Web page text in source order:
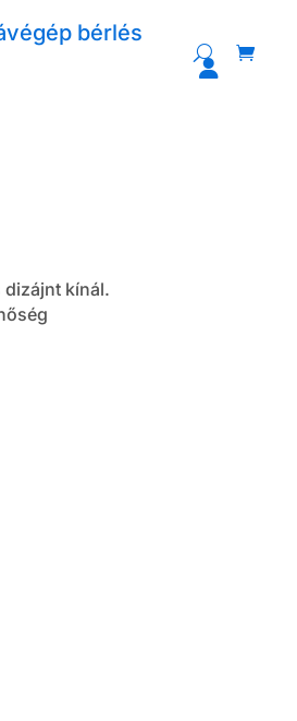
bérlés
dizájnt kínál.